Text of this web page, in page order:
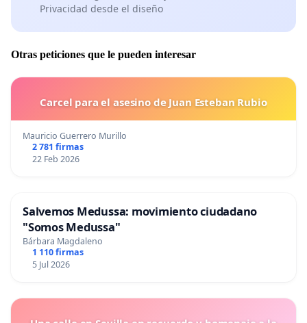
Privacidad desde el diseño
Otras peticiones que le pueden interesar
Carcel para el asesino de Juan Esteban Rubio
Mauricio Guerrero Murillo
2 781 firmas
22 Feb 2026
Salvemos Medussa: movimiento ciudadano
"Somos Medussa"
Bárbara Magdaleno
1 110 firmas
5 Jul 2026